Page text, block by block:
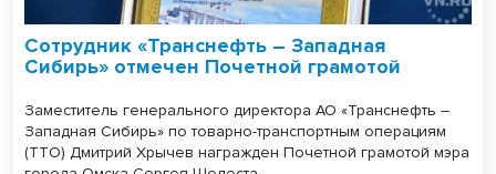
Сотрудник «Транснефть – Западная
Сибирь» отмечен Почетной грамотой
Заместитель генерального директора АО «Транснефть –
Западная Сибирь» по товарно-транспортным операциям
(ТТО) Дмитрий Хрычев награжден Почетной грамотой мэра